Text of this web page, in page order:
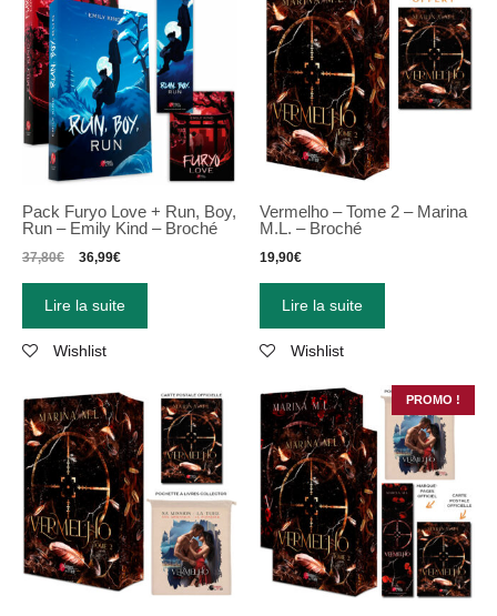
Pack Furyo Love + Run, Boy,
Run – Emily Kind – Broché
37,80€ 36,99€
Lire la suite
Wishlist
Vermelho – Tome 2 – Marina
M.L. – Broché
19,90€
Lire la suite
Wishlist
PROMO !